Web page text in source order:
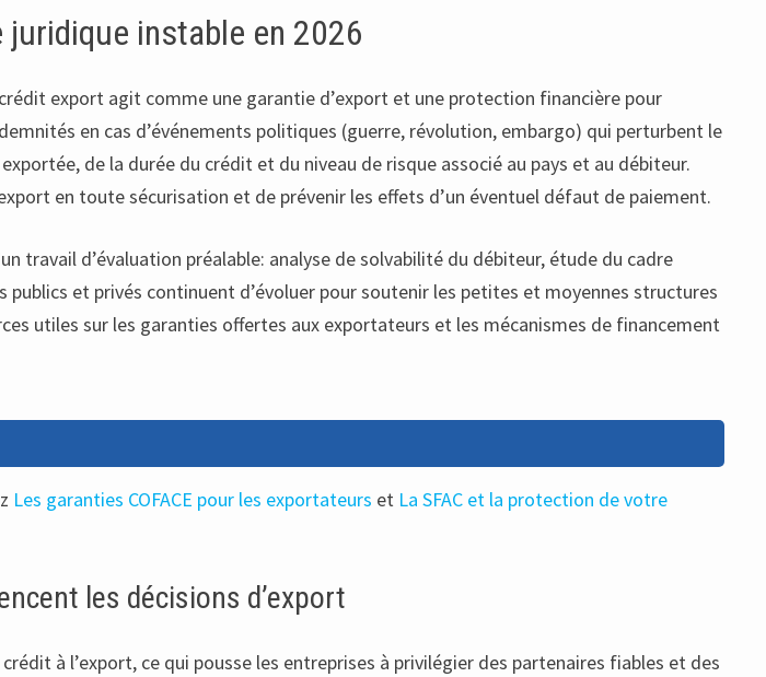
instable en 2026
export agit comme une garantie d’export et une protection financière pour
en cas d’événements politiques (guerre, révolution, embargo) qui perturbent le
de la durée du crédit et du niveau de risque associé au pays et au débiteur.
en toute sécurisation et de prévenir les effets d’un éventuel défaut de paiement.
travail d’évaluation préalable: analyse de solvabilité du débiteur, étude du cadre
et privés continuent d’évoluer pour soutenir les petites et moyennes structures
utiles sur les garanties offertes aux exportateurs et les mécanismes de financement
Les garanties COFACE pour les exportateurs et La SFAC et la protection de votre
les décisions d’export
à l’export, ce qui pousse les entreprises à privilégier des partenaires fiables et des